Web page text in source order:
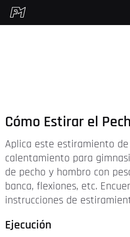
Cómo Estirar el
Aplica este estiramiento
calentamiento para
de pecho y hombro con
banca, flexiones, etc.
instrucciones de
Ejecución